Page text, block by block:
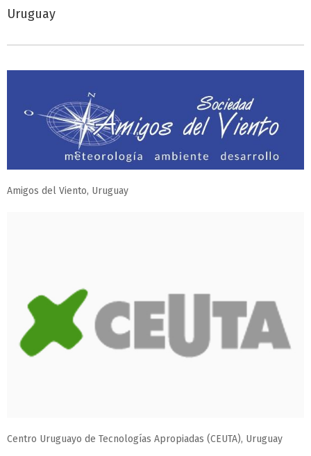
Uruguay
Amigos del Viento, Uruguay
Centro Uruguayo de Tecnologías Apropiadas (CEUTA), Uruguay